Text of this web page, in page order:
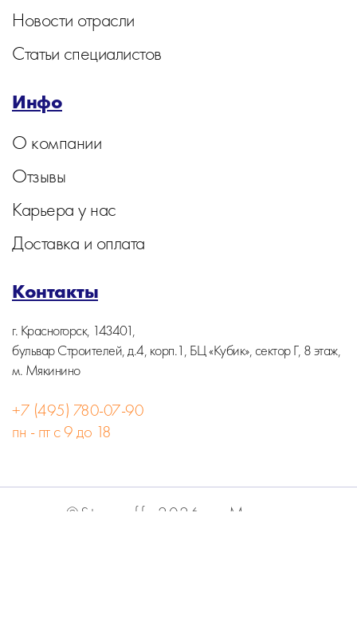
Новости отрасли
Статьи специалистов
Инфо
О компании
Отзывы
Карьера у нас
Доставка и оплата
Контакты
г. Красногорск, 143401,
бульвар Строителей, д.4, корп.1, БЦ «Кубик», сектор Г, 8 этаж,
м. Мякинино
+7 (495) 780-07-90
пн - пт с 9 до 18
©Stormoff, 2026, г. Москва